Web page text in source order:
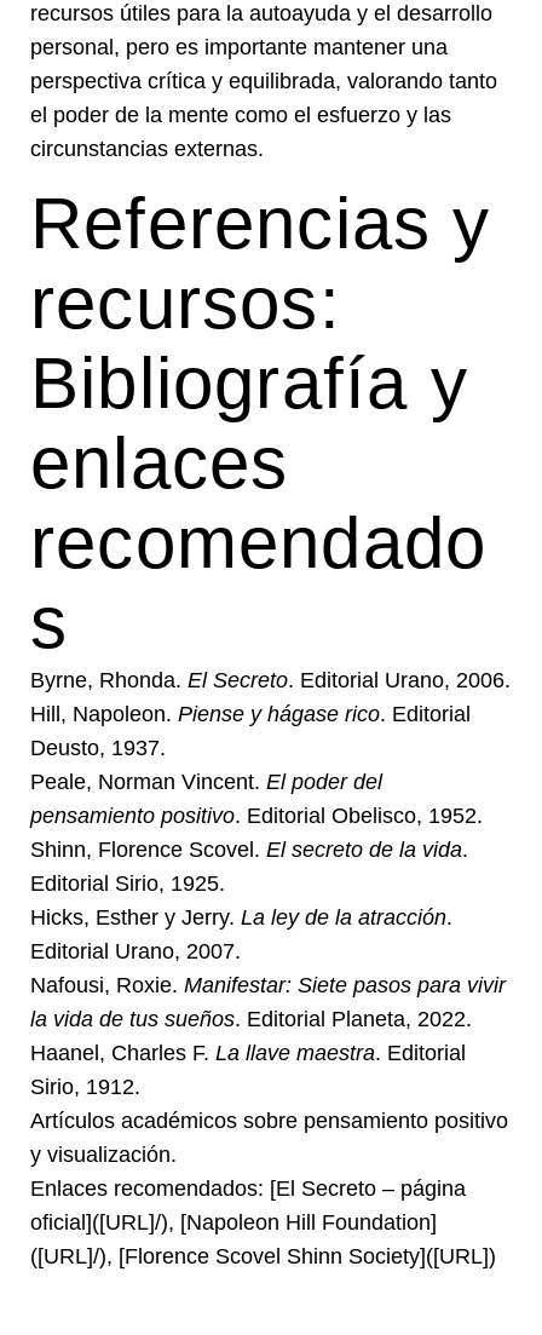
recursos útiles para la autoayuda y el desarrollo
personal, pero es importante mantener una
perspectiva crítica y equilibrada, valorando tanto
el poder de la mente como el esfuerzo y las
circunstancias externas.
Referencias y
recursos:
Bibliografía y
enlaces
recomendado
s
Byrne, Rhonda. El Secreto. Editorial Urano, 2006.
Hill, Napoleon. Piense y hágase rico. Editorial
Deusto, 1937.
Peale, Norman Vincent. El poder del
pensamiento positivo. Editorial Obelisco, 1952.
Shinn, Florence Scovel. El secreto de la vida.
Editorial Sirio, 1925.
Hicks, Esther y Jerry. La ley de la atracción.
Editorial Urano, 2007.
Nafousi, Roxie. Manifestar: Siete pasos para vivir
la vida de tus sueños. Editorial Planeta, 2022.
Haanel, Charles F. La llave maestra. Editorial
Sirio, 1912.
Artículos académicos sobre pensamiento positivo
y visualización.
Enlaces recomendados: [El Secreto – página
oficial]([URL]/), [Napoleon Hill Foundation]
([URL]/), [Florence Scovel Shinn Society]([URL])